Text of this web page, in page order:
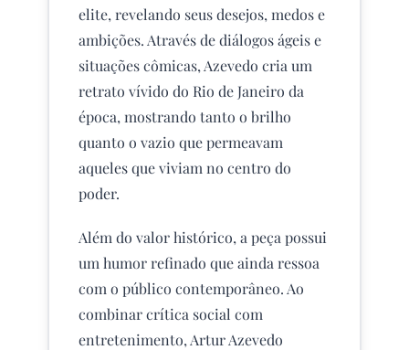
elite, revelando seus desejos, medos e
ambições. Através de diálogos ágeis e
situações cômicas, Azevedo cria um
retrato vívido do Rio de Janeiro da
época, mostrando tanto o brilho
quanto o vazio que permeavam
aqueles que viviam no centro do
poder.
Além do valor histórico, a peça possui
um humor refinado que ainda ressoa
com o público contemporâneo. Ao
combinar crítica social com
entretenimento, Artur Azevedo